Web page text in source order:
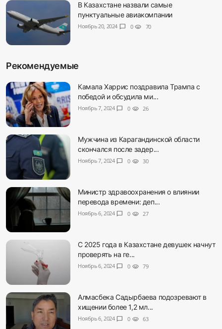
В Казахстане назвали самые
пунктуальные авиакомпании
Ноябрь 20, 2024 chat_bubble 0 visibility 70
Рекомендуемые
Камала Харрис поздравила Трампа с
победой и обсудила ми...
Ноябрь 7, 2024 chat_bubble 0 visibility 26
Мужчина из Карагандинской области
скончался после задер...
Ноябрь 7, 2024 chat_bubble 0 visibility 30
Министр здравоохранения о влиянии
перевода времени: деп...
Ноябрь 6, 2024 chat_bubble 0 visibility 27
С 2025 года в Казахстане девушек начнут
проверять на ге...
Ноябрь 6, 2024 chat_bubble 0 visibility 79
Алмасбека Садырбаева подозревают в
хищении более 1,2 мл...
Ноябрь 6, 2024 chat_bubble 0 visibility 63